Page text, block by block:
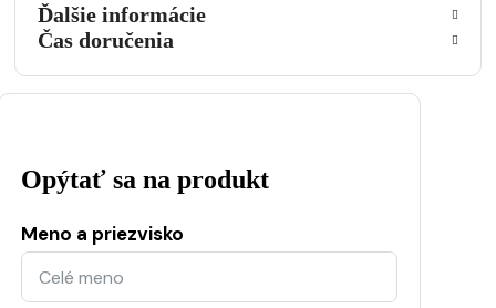
Ďalšie informácie
Čas doručenia
Opýtať sa na produkt
Meno a priezvisko